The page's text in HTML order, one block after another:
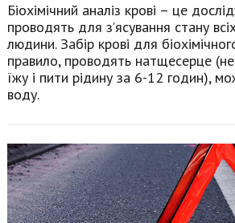
Біохімічний аналіз крові – це
проводять для з’ясування стану
людини. Забір крові для
правило, проводять натщесерце
їжу і пити рідину за 6-12 годин),
воду.